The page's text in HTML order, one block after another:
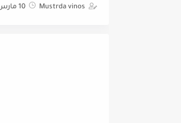
Mustrda vinos 10 مارس 2020